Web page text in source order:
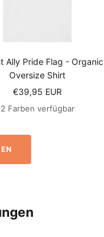
Ally Pride Flag - Organic
Oversize Shirt
Angebotspreis
€39,95 EUR
2 Farben verfügbar